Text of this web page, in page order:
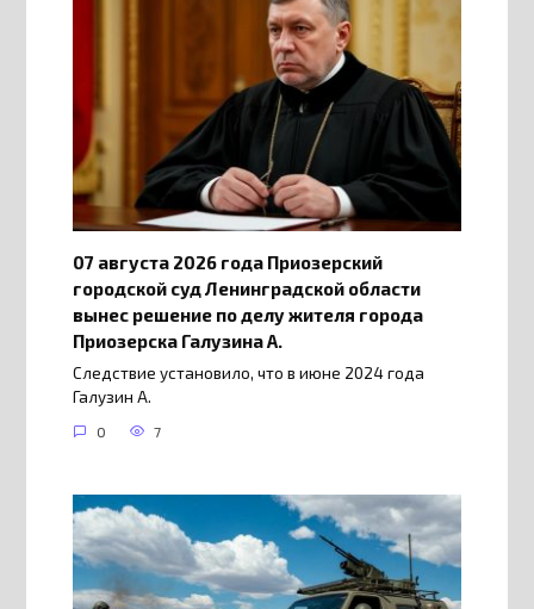
07 августа 2026 года Приозерский
городской суд Ленинградской области
вынес решение по делу жителя города
Приозерска Галузина А.
Следствие установило, что в июне 2024 года
Галузин А.
0 7